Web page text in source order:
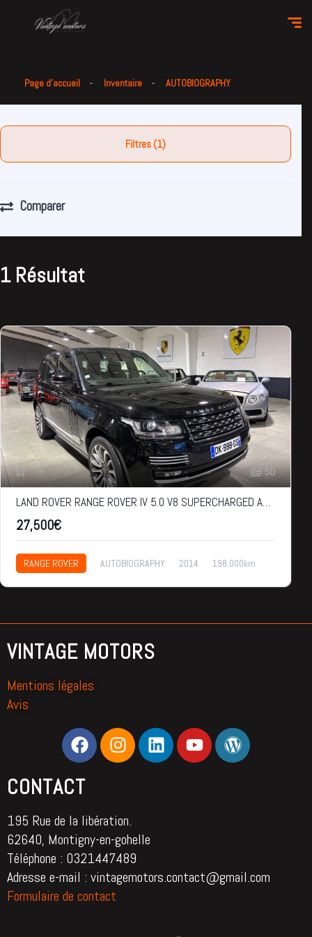
Page d'accueil Inventaire AUTOBIOGRAPHY
Filtres (1)
Comparer
1 Résultat
50
LAND ROVER RANGE ROVER IV 5.0 V8 SUPERCHARGED AUTOBIOGRAPHY
27,500€
RANGE ROVER AUTOBIOGRAPHY 2014
198.000km
VINTAGE MOTORS
Mentions légales
Avis
CONTACT
195 Rue de la libération.
62640, Montigny-en-gohelle
Téléphone : 0321447489
Adresse e-mail : vintagemotors.contact@gmail.com
Formulaire de contact